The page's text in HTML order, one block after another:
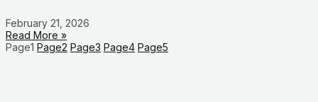
February 21, 2026
Read More »
Page1 Page2 Page3 Page4 Page5